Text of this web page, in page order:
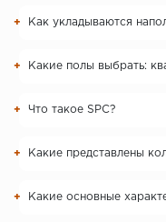
Как укладываются
Какие полы выбрать:
Что такое SPC?
Какие представлены
Какие основные